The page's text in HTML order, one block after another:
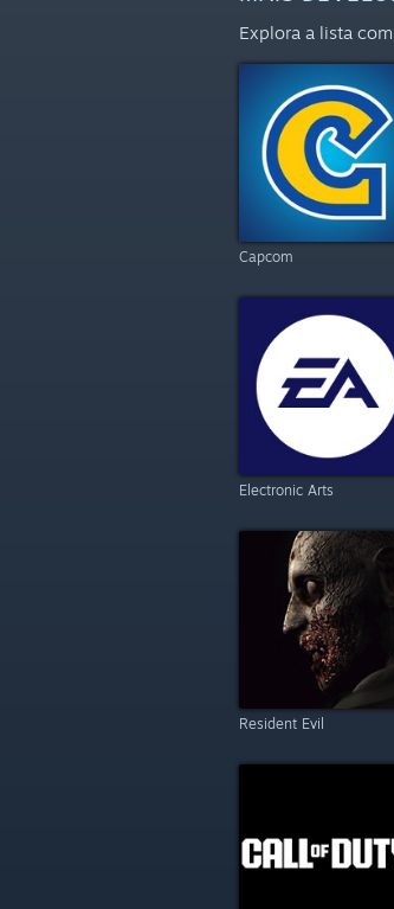
Explora a lista
Capcom
Electronic Arts
Resident Evil